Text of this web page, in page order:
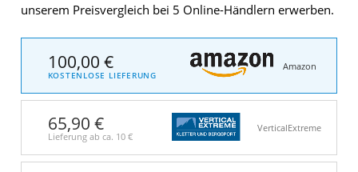
unserem Preisvergleich bei 5 Online-Händlern erwerben.
100,00 €
KOSTENLOSE LIEFERUNG
Amazon
65,90 €
Lieferung ab ca. 10 €
VerticalExtreme